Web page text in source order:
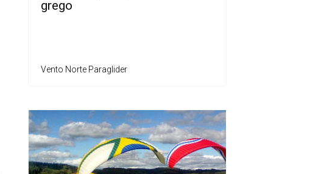
grego
Vento Norte Paraglider